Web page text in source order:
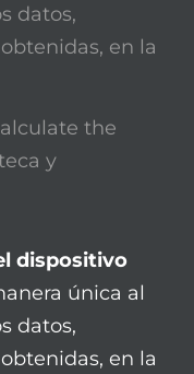
datos,
en la
the
y
dispositivo
única al
datos,
en la